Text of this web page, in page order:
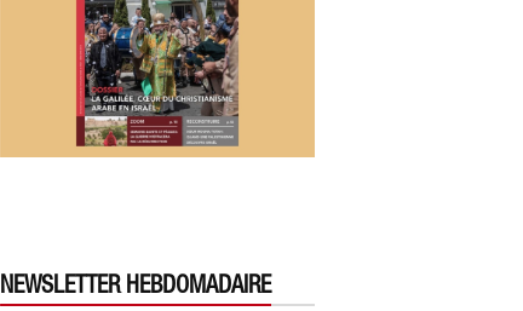
NEWSLETTER HEBDOMADAIRE